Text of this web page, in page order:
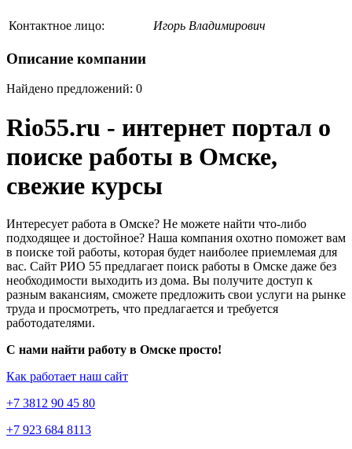
Контактное лицо: Игорь Владимирович
Описание компании
Найдено предложений: 0
Rio55.ru - интернет портал о
поиске работы в Омске,
свежие курсы
Интересует работа в Омске? Не можете найти что-либо
подходящее и достойное? Наша компания охотно поможет вам
в поиске той работы, которая будет наиболее приемлемая для
вас. Сайт РИО 55 предлагает поиск работы в Омске даже без
необходимости выходить из дома. Вы получите доступ к
разным вакансиям, сможете предложить свои услуги на рынке
труда и просмотреть, что предлагается и требуется
работодателями.
С нами найти работу в Омске просто!
Как работает наш сайт
+7 3812 90 45 80
+7 923 684 8113